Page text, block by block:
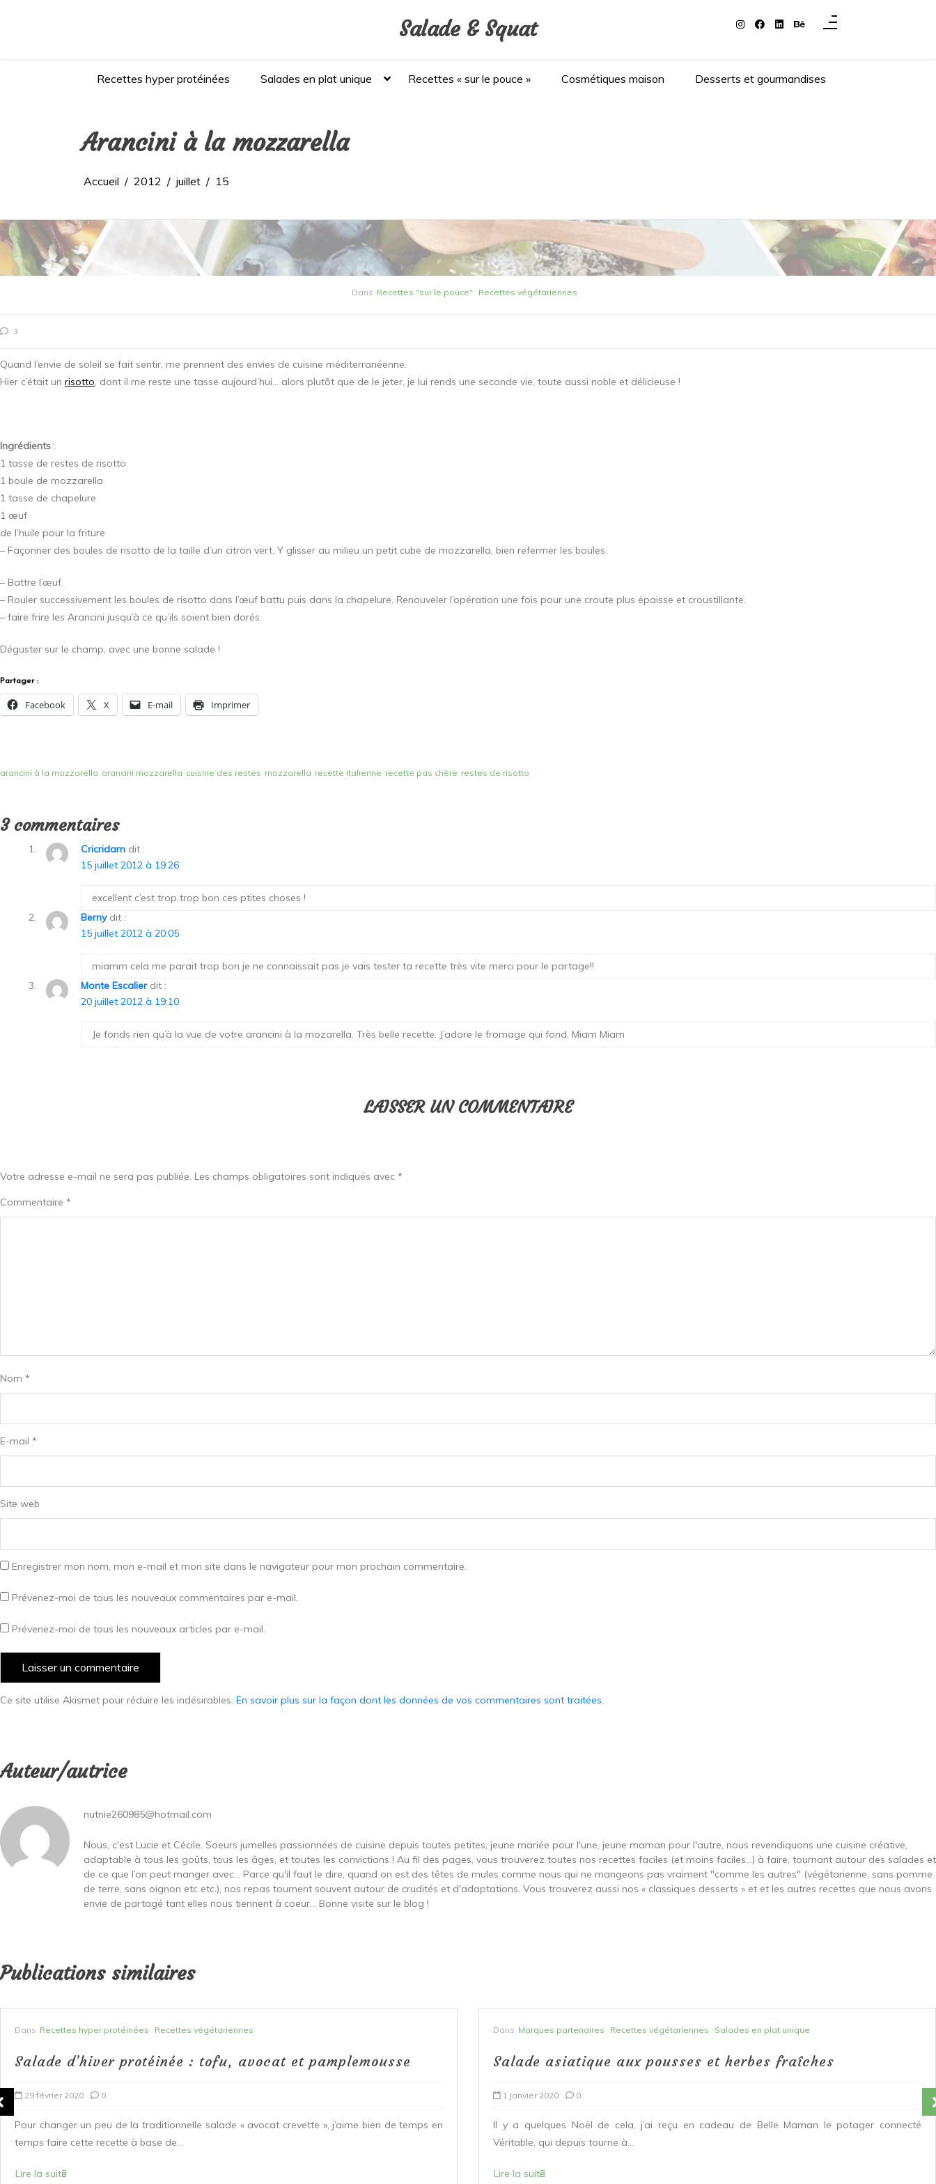
Salade & Squat
Recettes hyper protéinées Salades en plat unique Recettes « sur le pouce » Cosmétiques maison Desserts et gourmandises
Arancini à la mozzarella
Accueil 2012 juillet 15
Dans Recettes "sur le pouce" Recettes végétariennes
3
Quand l’envie de soleil se fait sentir, me prennent des envies de cuisine méditerranéenne.
Hier c’était un risotto, dont il me reste une tasse aujourd’hui… alors plutôt que de le jeter, je lui rends une seconde vie, toute aussi noble et délicieuse !
Ingrédients :
1 tasse de restes de risotto
1 boule de mozzarella
1 tasse de chapelure
1 œuf
de l’huile pour la friture
– Façonner des boules de risotto de la taille d’un citron vert. Y glisser au milieu un petit cube de mozzarella, bien refermer les boules.
– Battre l’œuf.
– Rouler successivement les boules de risotto dans l’œuf battu puis dans la chapelure. Renouveler l’opération une fois pour une croute plus épaisse et croustillante.
– faire frire les Arancini jusqu’à ce qu’ils soient bien dorés.
Déguster sur le champ, avec une bonne salade !
Partager :
Facebook X E-mail Imprimer
arancini à la mozzarella arancini mozzarella cuisine des restes mozzarella recette italienne recette pas chère restes de risotto
3 commentaires
Cricridam dit :
15 juillet 2012 à 19:26
excellent c’est trop trop bon ces ptites choses !
Berny dit :
15 juillet 2012 à 20:05
miamm cela me parait trop bon je ne connaissait pas je vais tester ta recette très vite merci pour le partage!!
Monte Escalier dit :
20 juillet 2012 à 19:10
Je fonds rien qu’à la vue de votre arancini à la mozarella. Très belle recette. J’adore le fromage qui fond. Miam Miam
LAISSER UN COMMENTAIRE
Votre adresse e-mail ne sera pas publiée. Les champs obligatoires sont indiqués avec *
Commentaire *
Nom *
E-mail *
Site web
Enregistrer mon nom, mon e-mail et mon site dans le navigateur pour mon prochain commentaire.
Prévenez-moi de tous les nouveaux commentaires par e-mail.
Prévenez-moi de tous les nouveaux articles par e-mail.
Ce site utilise Akismet pour réduire les indésirables. En savoir plus sur la façon dont les données de vos commentaires sont traitées.
Auteur/autrice
nutnie260985@hotmail.com
Nous, c'est Lucie et Cécile. Soeurs jumelles passionnées de cuisine depuis toutes petites, jeune mariée pour l'une, jeune maman pour l'autre, nous revendiquons une cuisine créative,
adaptable à tous les goûts, tous les âges, et toutes les convictions ! Au fil des pages, vous trouverez toutes nos recettes faciles (et moins faciles…) à faire, tournant autour des salades et
de ce que l’on peut manger avec… Parce qu'il faut le dire, quand on est des têtes de mules comme nous qui ne mangeons pas vraiment "comme les autres" (végétarienne, sans pomme
de terre, sans oignon etc etc.), nos repas tournent souvent autour de crudités et d'adaptations. Vous trouverez aussi nos « classiques desserts » et et les autres recettes que nous avons
envie de partagé tant elles nous tiennent à coeur... Bonne visite sur le blog !
Publications similaires
Dans Recettes hyper protéinées Recettes végétariennes
Salade d’hiver protéinée : tofu, avocat et pamplemousse
29 février 2020 0
Pour changer un peu de la traditionnelle salade « avocat crevette », j’aime bien de temps en
temps faire cette recette à base de...
Lire la suite
Dans Marques partenaires Recettes végétariennes Salades en plat unique
Salade asiatique aux pousses et herbes fraîches
1 janvier 2020 0
Il y a quelques Noël de cela, j’ai reçu en cadeau de Belle Maman le potager connecté
Véritable, qui depuis tourne à...
Lire la suite